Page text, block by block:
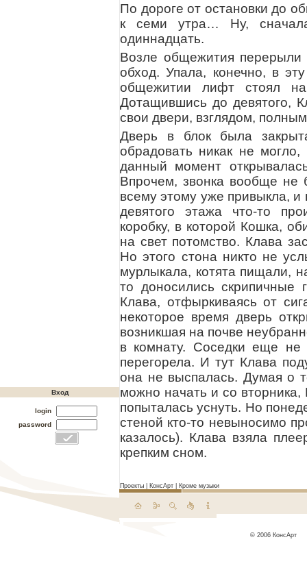
По дороге от остановки до
к семи утра… Ну,
одиннадцать.
Возле общежития перерыли
обход. Упала, конечно, в
общежитии лифт стоял на
Дотащившись до девятого,
свои двери, взглядом,
Дверь в блок была
обрадовать никак не
данный момент
Впрочем, звонка вообще не
всему этому уже привыкла, и
девятого этажа что-то
коробку, в которой Кошка,
на свет потомство. Клава
Но этого стона никто не
мурлыкала, котята пищали,
то доносились
Клава, отфыркиваясь от
некоторое время дверь
возникшая на почве
в комнату. Соседки еще
перегорела. И тут Клава
она не выспалась. Думая о
можно начать и со
попыталась уснуть. Но
стеной кто-то невыносимо
казалось). Клава взяла
крепким сном.
Проекты КонсАрт Кроме музыки
Вход
login
password
© 2006 КонсАрт